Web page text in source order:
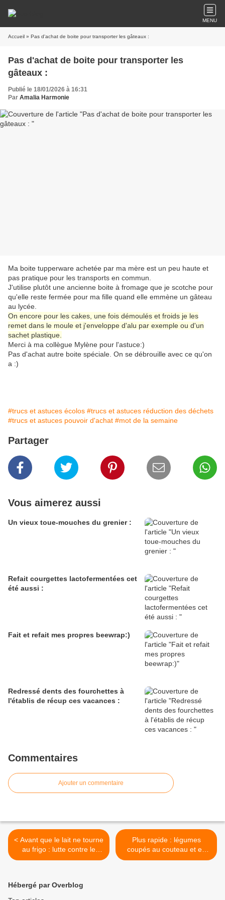
MENU
Accueil » Pas d'achat de boite pour transporter les gâteaux :
Pas d'achat de boite pour transporter les
gâteaux :
Publié le 18/01/2026 à 16:31
Par Amalia Harmonie
Ma boite tupperware achetée par ma mère est un peu haute et
pas pratique pour les transports en commun.
J'utilise plutôt une ancienne boite à fromage que je scotche pour
qu'elle reste fermée pour ma fille quand elle emmène un gâteau
au lycée.
On encore pour les cakes, une fois démoulés et froids je les
remet dans le moule et j'enveloppe d'alu par exemple ou d'un
sachet plastique.
Merci à ma collègue Mylène pour l'astuce:)
Pas d'achat autre boite spéciale. On se débrouille avec ce qu'on
a :)
#trucs et astuces écolos #trucs et astuces réduction des déchets
#trucs et astuces pouvoir d'achat #mot de la semaine
Partager
Vous aimerez aussi
Un vieux toue-mouches du grenier :
Refait courgettes lactofermentées cet
été aussi :
Fait et refait mes propres beewrap:)
Redressé dents des fourchettes à
l'établis de récup ces vacances :
Commentaires
Ajouter un commentaire
< Avant que le lait ne tourne
au frigo : lutte contre le
gaspillage alimentaire :
Plus rapide : légumes
coupés au couteau et en
tranches pour le repas du
Hébergé par Overblog